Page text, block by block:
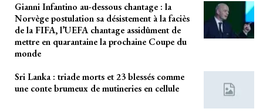
Gianni Infantino au-dessous chantage : la
Norvège postulation sa désistement à la faciès
de la FIFA, l’UEFA chantage assidûment de
mettre en quarantaine la prochaine Coupe du
monde
Sri Lanka : triade morts et 23 blessés comme
une conte brumeux de mutineries en cellule